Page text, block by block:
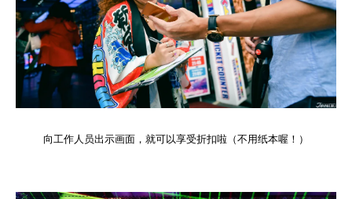
向工作人员出示画面，就可以享受折扣啦（不用纸本喔！）